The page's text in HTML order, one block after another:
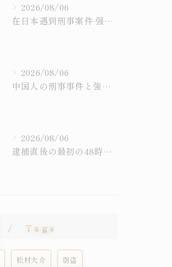
2026/08/06
在日本遇到刑事案件·强制遣返问题：中国人最常问的11个问题（律师解答）
2026/08/06
中国人の刑事事件と強制送還：よくある11の質問に弁護士が答えます
2026/08/06
逮捕直後の最初の48時間：何をすべきか、何をしてはいけないか
Tags
松村大介 窃盗